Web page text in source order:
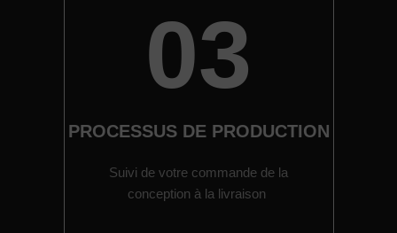
03
PROCESSUS DE PRODUCTION
Suivi de votre commande de la
conception à la livraison